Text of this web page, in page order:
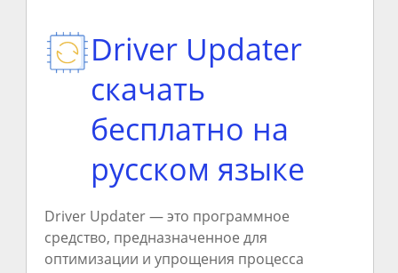
Driver Updater
скачать
бесплатно на
русском языке
Driver Updater — это программное
средство, предназначенное для
оптимизации и упрощения процесса